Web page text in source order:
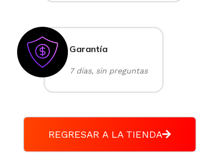
Garantía
7 días, sin preguntas
REGRESAR A LA TIENDA